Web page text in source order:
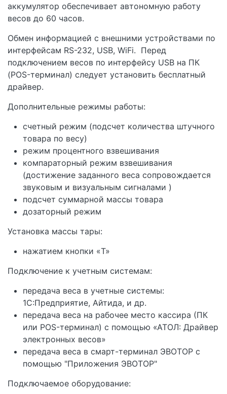
аккумулятор обеспечивает автономную работу
весов до 60 часов.
Обмен информацией с внешними устройствами по
интерфейсам RS-232, USB, WiFi. Перед
подключением весов по интерфейсу USB на ПК
(POS-терминал) следует установить бесплатный
драйвер.
Дополнительные режимы работы:
счетный режим (подсчет количества штучного
товара по весу)
режим процентного взвешивания
компараторный режим взвешивания
(достижение заданного веса сопровождается
звуковым и визуальным сигналами )
подсчет суммарной массы товара
дозаторный режим
Установка массы тары:
нажатием кнопки «T»
Подключение к учетным системам:
передача веса в учетные системы:
1С:Предприятие, Айтида, и др.
передача веса на рабочее место кассира (ПК
или POS-терминал) с помощью «АТОЛ: Драйвер
электронных весов»
передача веса в смарт-терминал ЭВОТОР с
помощью "Приложения ЭВОТОР"
Подключаемое оборудование: